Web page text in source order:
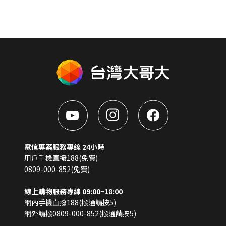
電信專案服務專線 24小時
用戶手機直撥188(免費)
0809-000-852(免費)
線上購物服務專線 09:00~18:00
網內手機直撥188(撥通請按5)
網外請撥0809-000-852(撥通請按5)